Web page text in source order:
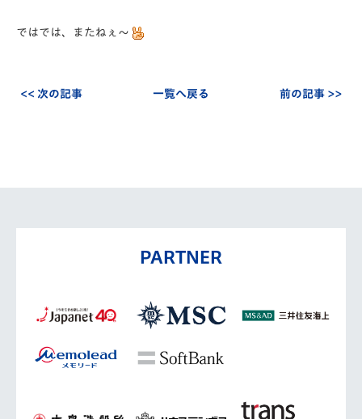
ではでは、またねぇ～
<< 次の記事 一覧へ戻る 前の記事 >>
PARTNER